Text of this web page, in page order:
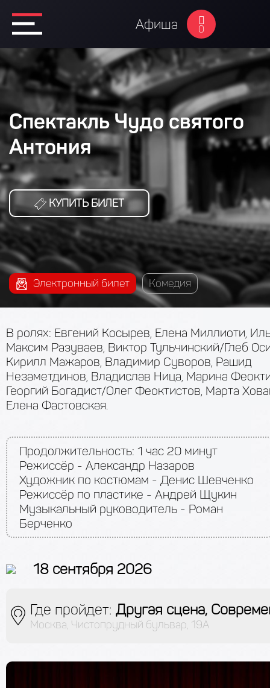
Афиша 0
Спектакль Чудо святого
Антония
КУПИТЬ БИЛЕТ
Электронный билет Комедия
В ролях: Евгений Косырев, Елена Миллиоти,
Максим Разуваев, Виктор Тульчинский/Глеб
Кирилл Мажаров, Владимир Суворов, Рашид
Незаметдинов, Владислав Ница, Марина
Георгий Богадист/Олег Феоктистов, Марта
Елена Фастовская.
Продолжительность: 1 час 20 минут
Режиссёр - Александр Назаров
Художник по костюмам - Денис Шевченко
Режиссёр по пластике - Андрей Щукин
Музыкальный руководитель - Роман
Берченко
18 сентября 2026
Где пройдет: Другая сцена,
Москва, Чистопрудный бульвар, 19А